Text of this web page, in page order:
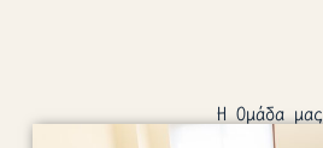
Η Ομάδα μας